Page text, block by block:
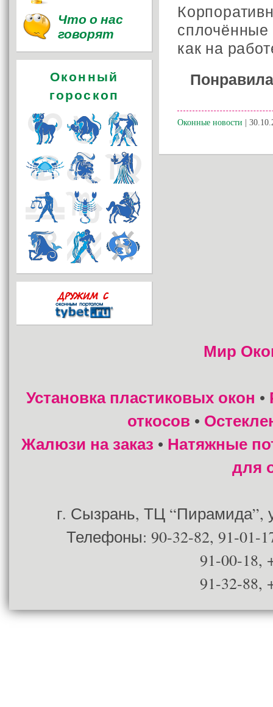
как на
Оконные новости |
Что о нас
говорят
Оконный
гороскоп
Мир
Установка пластиковых окон •
откосов •
Жалюзи на заказ • Натяжные
для
г. Сызрань, ТЦ “Пирамида”,
Телефоны: 90-32-82, 91-01-
91-00-18,
91-32-88,